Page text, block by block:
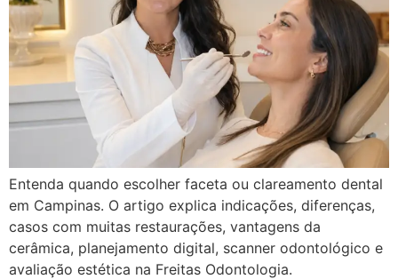
Entenda quando escolher faceta ou clareamento dental
em Campinas. O artigo explica indicações, diferenças,
casos com muitas restaurações, vantagens da
cerâmica, planejamento digital, scanner odontológico e
avaliação estética na Freitas Odontologia.